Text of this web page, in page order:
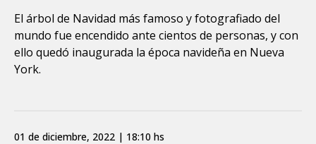
El árbol de Navidad más famoso y fotografiado del
mundo fue encendido ante cientos de personas, y con
ello quedó inaugurada la época navideña en Nueva
York.
01 de diciembre, 2022 | 18:10 hs